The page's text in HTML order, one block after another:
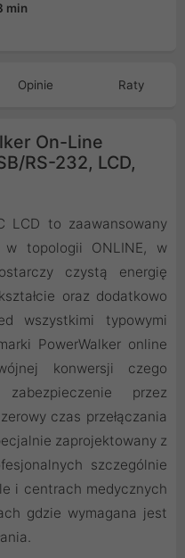
min
Opinie Raty
On-Line
RS-232, LCD,
LCD to zaawansowany
w topologii ONLINE, w
czystą energię
oraz dodatkowo
wszystkimi typowymi
PowerWalker online
konwersji czego
przez
czas przełączania
zaprojektowany z
szczególnie
i centrach medycznych
gdzie wymagana jest